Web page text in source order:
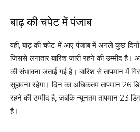
बाढ़ की चपेट में पंजाब
वहीं, बाढ़ की चपेट में आए पंजाब में अगले कुछ
जिससे लगातार बारिश जारी रहने की उम्मीद है।
की संभावना जताई गई है। बारिश से तापमान में
सुहावना रहेगा। दिन का अधिकतम तापमान 26
रहने की उम्मीद है, जबकि न्यूनतम तापमान 23
है।